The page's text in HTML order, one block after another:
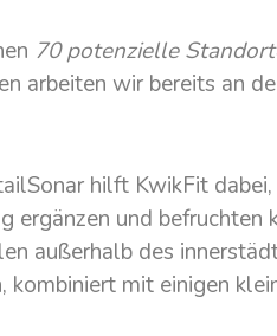
70 potenzielle
arbeiten wir bereits an
hilft KwikFit
ergänzen und befruchten
außerhalb des
kombiniert mit einigen